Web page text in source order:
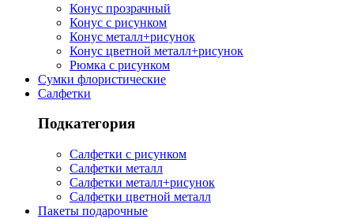
Конус прозрачный
Конус с рисунком
Конус металл+рисунок
Конус цветной металл+рисунок
Рюмка с рисунком
Сумки флористические
Салфетки
Подкатегория
Салфетки с рисунком
Салфетки металл
Салфетки металл+рисунок
Салфетки цветной металл
Пакеты подарочные